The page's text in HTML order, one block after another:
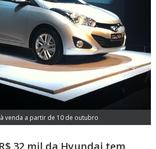
venda a partir de 10 de outubro
32 mil da Hyundai tem